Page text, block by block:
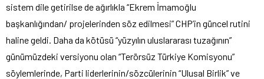
sistem dile getirilse de ağırlıkla “Ekrem İmamoğlu
başkanlığından/ projelerinden söz edilmesi” CHP’in güncel rutini
haline geldi. Daha da kötüsü “yüzyılın uluslararası tuzağının”
günümüzdeki versiyonu olan “Terörsüz Türkiye Komisyonu”
söylemlerinde, Parti liderlerinin/sözcülerinin “Ulusal Birlik” ve